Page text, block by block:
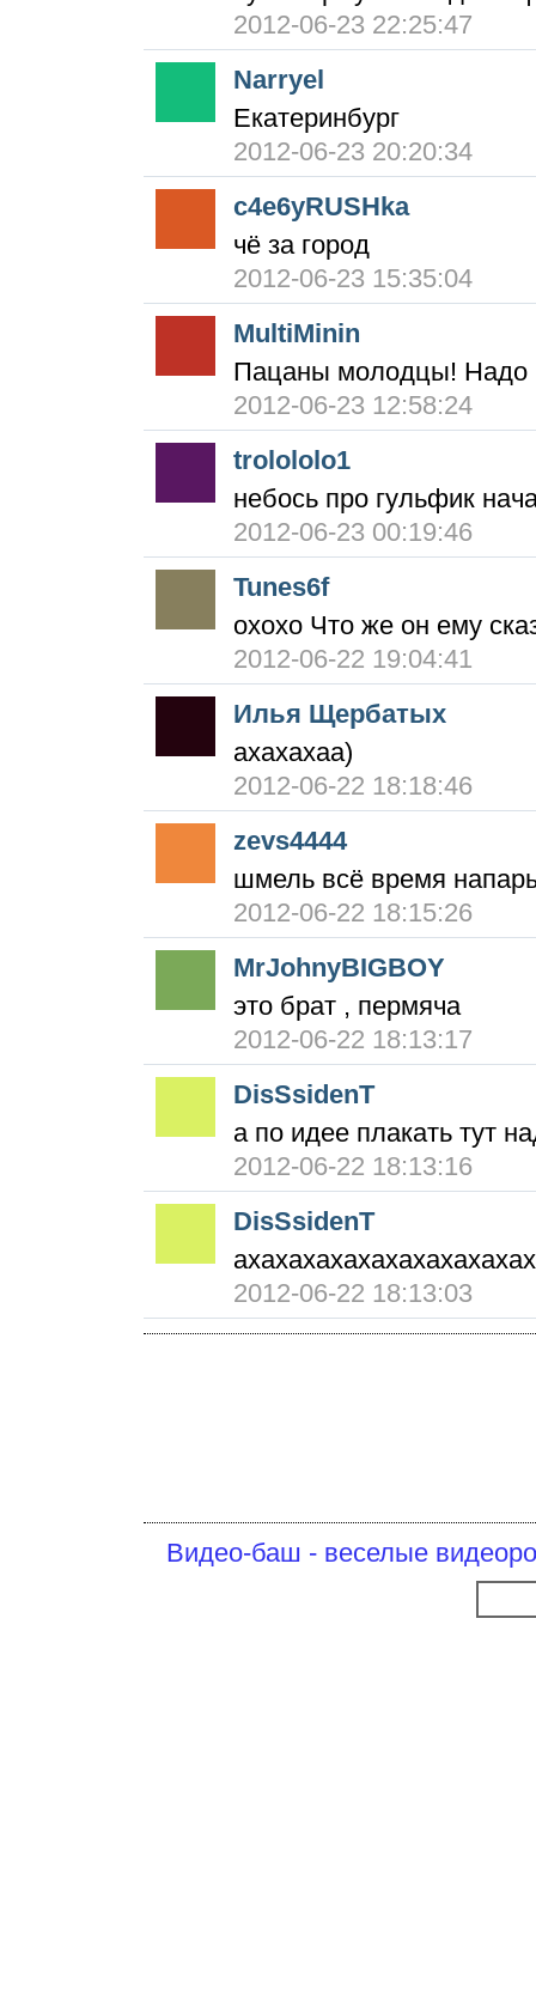
2012-06-23 22:25:47
Narryel
Екатеринбург
2012-06-23 20:20:34
c4e6yRUSHka
чё за город
2012-06-23 15:35:04
MultiMinin
Пацаны молодцы! Надо
2012-06-23 12:58:24
trolololo1
небось про гульфик
2012-06-23 00:19:46
Tunes6f
охохо Что же он ему
2012-06-22 19:04:41
Илья Щербатых
ахахахаа)
2012-06-22 18:18:46
zevs4444
шмель всё время
2012-06-22 18:15:26
MrJohnyBIGBOY
это брат , пермяча
2012-06-22 18:13:17
DisSsidenT
а по идее плакать тут
2012-06-22 18:13:16
DisSsidenT
2012-06-22 18:13:03
Видео-баш - веселые